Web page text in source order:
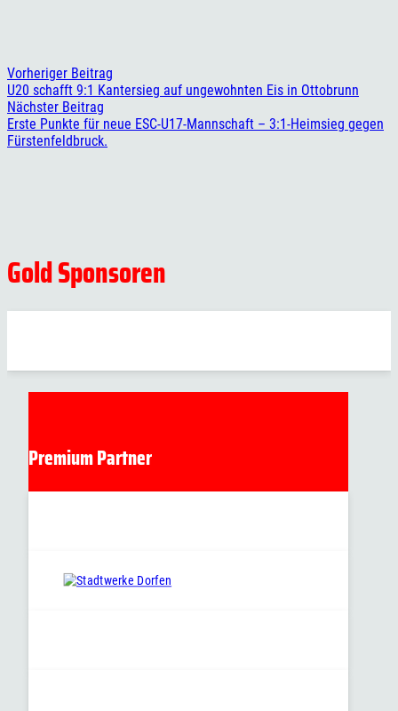
Vorheriger Beitrag
U20 schafft 9:1 Kantersieg auf ungewohnten Eis in Ottobrunn
Nächster Beitrag
Erste Punkte für neue ESC-U17-Mannschaft – 3:1-Heimsieg gegen
Fürstenfeldbruck.
Gold Sponsoren
Premium Partner